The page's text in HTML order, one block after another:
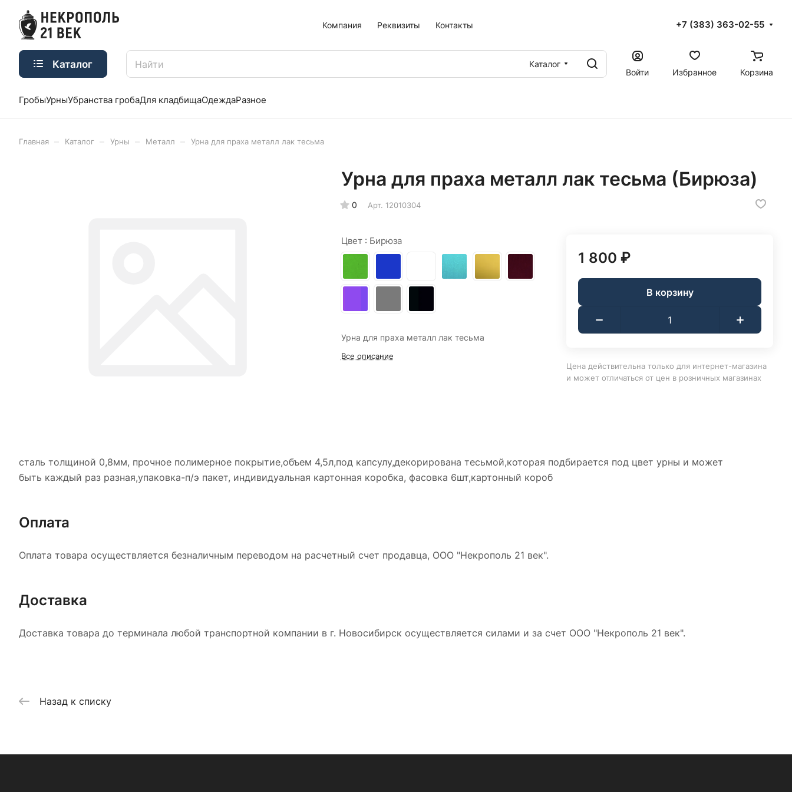
Компания Реквизиты Контакты +7 (383) 363-02-55
Каталог
Каталог
Войти
Избранное Корзина
ГробыУрныУбранства гробаДля кладбищаОдеждаРазное
Главная Каталог Урны Металл Урна для праха металл лак тесьма
Урна для праха металл лак тесьма (Бирюза)
0 Арт. 12010304
Цвет : Бирюза
Урна для праха металл лак тесьма
Все описание
1 800 ₽
В корзину
Цена действительна только для интернет-магазина
и может отличаться от цен в розничных магазинах
сталь толщиной 0,8мм, прочное полимерное покрытие,объем 4,5л,под капсулу,декорирована тесьмой,которая подбирается под цвет урны и может
быть каждый раз разная,упаковка-п/э пакет, индивидуальная картонная коробка, фасовка 6шт,картонный короб
Оплата
Оплата товара осуществляется безналичным переводом на расчетный счет продавца, ООО "Некрополь 21 век".
Доставка
Доставка товара до терминала любой транспортной компании в г. Новосибирск осуществляется силами и за счет ООО "Некрополь 21 век".
Назад к списку